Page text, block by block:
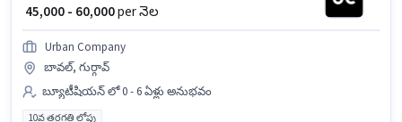
₹ 45,000 - 60,000per నెల
Urban Company
బావల్, గుర్గావ్
బ్యూటీషియన్ లో 0 - 6 ఏళ్లు అనుభవం
10వ తరగతి లోపు